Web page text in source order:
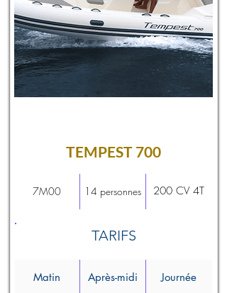
TEMPEST 700
7M00 14 personnes 200 CV 4T
TARIFS
Matin Après-midi Journée